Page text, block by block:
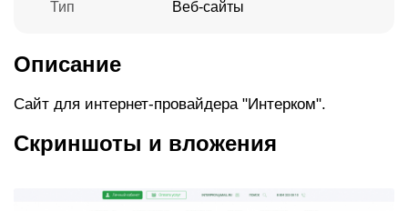
Тип Веб-сайты
Описание
Сайт для интернет-провайдера "Интерком".
Скриншоты и вложения